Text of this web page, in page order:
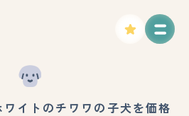
イトのチワワの子犬を価格